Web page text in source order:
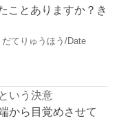
ことありますか？き
だてりゅうほう/Date
いう決意
から目覚めさせて